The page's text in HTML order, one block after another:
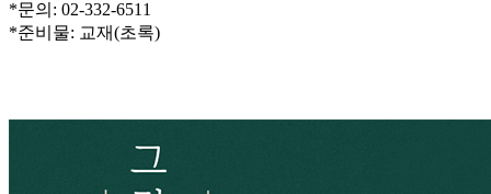
*문의: 02-332-6511
*준비물: 교재(초록)